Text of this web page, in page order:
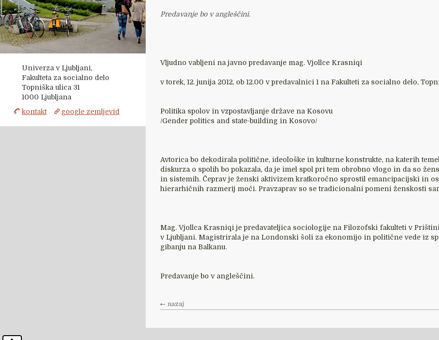
Univerza v Ljubljani,
Fakulteta za socialno delo
Topniška ulica 31
1000 Ljubljana
kontakt
google zemljevid
Predavanje bo v angleščini.
Vljudno vabljeni na javno predavanje mag. Vjollce Krasniqi
v torek, 12. junija 2012, ob 12.00 v predavalnici 1 na Fakulteti za socialno delo,
Politika spolov in vzpostavljanje države na Kosovu
/Gender politics and state-building in Kosovo/
Avtorica bo dekodirala politične, ideološke in kulturne konstrukte, na katerih
diskurza o spolih bo pokazala, da je imel spol pri tem obrobno vlogo in da so
in sistemih. Čeprav je ženski aktivizem kratkoročno sprostil emancipacijski in
hierarhičnih razmerij moči. Pravzaprav so se tradicionalni pomeni ženskosti
Mag. Vjollca Krasniqi je predavateljica sociologije na Filozofski fakulteti v
v Ljubljani. Magistrirala je na Londonski šoli za ekonomijo in politične vede iz
gibanju na Balkanu.
Predavanje bo v angleščini.
nazaj